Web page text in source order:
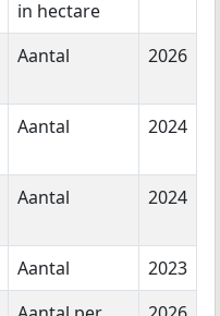
in hectare
Aantal 2026
Aantal 2024
Aantal 2024
Aantal
2023